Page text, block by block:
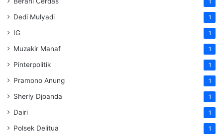
1
Dedi Mulyadi 1
IG 1
Muzakir Manaf 1
Pinterpolitik 1
Pramono Anung 1
Sherly Djoanda 1
Dairi 1
Polsek Delitua 1